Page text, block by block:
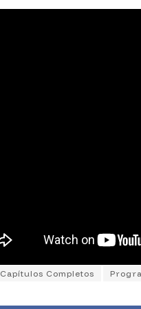
Capítulos Completos